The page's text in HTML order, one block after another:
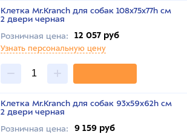
Клетка Mr.Kranch для собак 108х75х77h см
2 двери черная
Розничная цена:
12 057 руб
Узнать персональную цену
Клетка Mr.Kranch для собак 93х59х62h см
2 двери черная
Розничная цена:
9 159 руб